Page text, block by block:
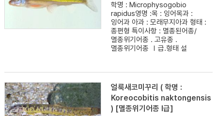
학명 : Microphysogobio
rapidus영명 :목 : 잉어목과 :
잉어과 아과 : 모래무지아과 형태 :
종편형 특이사항 : 멸종된어종/
멸종위기어종 . 고유종 .
멸종위기어종 Ⅰ급.형태 설
얼룩새코미꾸리 ( 학명 :
Koreocobitis naktongensis
) [멸종위기어종 I급]